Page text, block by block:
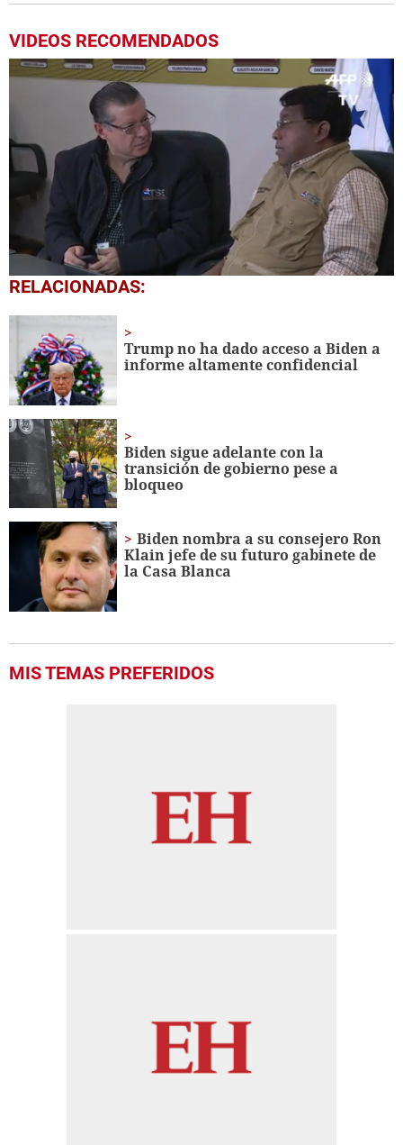
VIDEOS RECOMENDADOS
0
seconds
minute,
seconds
RELACIONADAS:
Trump no ha dado acceso a Biden a
informe altamente confidencial
Biden sigue adelante con la
transición de gobierno pese a
bloqueo
Biden nombra a su consejero Ron
Klain jefe de su futuro gabinete de
la Casa Blanca
MIS TEMAS PREFERIDOS